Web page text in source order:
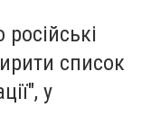
список
у